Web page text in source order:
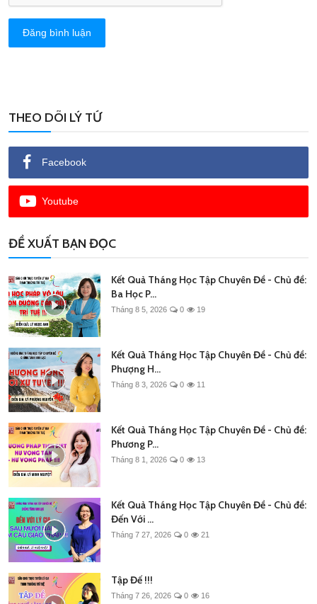
Đăng bình luận
THEO DÕI LÝ TỨ
Facebook
Youtube
ĐỀ XUẤT BẠN ĐỌC
Kết Quả Tháng Học Tập Chuyên Đề - Chủ đề:
Ba Học P...
Tháng 8 5, 2026 0 19
Kết Quả Tháng Học Tập Chuyên Đề - Chủ đề:
Phượng H...
Tháng 8 3, 2026 0 11
Kết Quả Tháng Học Tập Chuyên Đề - Chủ đề:
Phương P...
Tháng 8 1, 2026 0 13
Kết Quả Tháng Học Tập Chuyên Đề - Chủ đề:
Đến Với ...
Tháng 7 27, 2026 0 21
Tập Đế !!!
Tháng 7 26, 2026 0 16